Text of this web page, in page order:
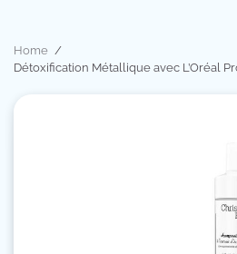
Home
Détoxification Métallique avec L’Oréal